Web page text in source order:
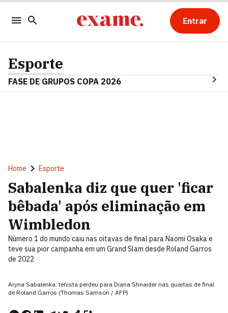
Entrar
Esporte
FASE DE GRUPOS COPA 2026
Home Esporte
Sabalenka diz que quer 'ficar
bêbada' após eliminação em
Wimbledon
Número 1 do mundo caiu nas oitavas de final para Naomi Osaka e
teve sua pior campanha em um Grand Slam desde Roland Garros
de 2022
Aryna Sabalenka: tenista perdeu para Diana Shnaider nas quartas de final
de Roland Garros (Thomas Samson / AFP)